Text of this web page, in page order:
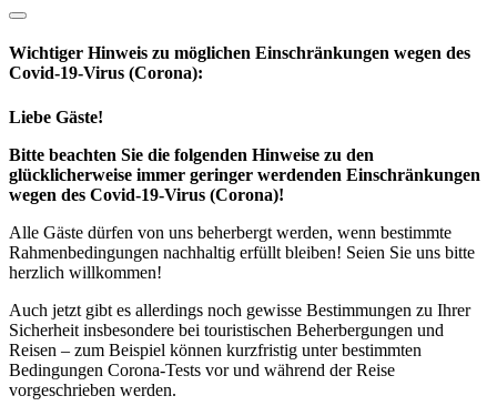
Wichtiger Hinweis zu möglichen Ein­schränk­ungen wegen des
Covid-19-Virus (Corona):
Liebe Gäste!
Bitte beachten Sie die folgenden Hinweise zu den
glücklicherweise immer geringer werdenden Einschränkungen
wegen des Covid-19-Virus (Corona)!
Alle Gäste dürfen von uns beherbergt werden, wenn bestimmte
Rahmenbedingungen nachhaltig erfüllt bleiben! Seien Sie uns bitte
herzlich willkommen!
Auch jetzt gibt es allerdings noch gewisse Bestimmungen zu Ihrer
Sicherheit insbesondere bei touristischen Beherbergungen und
Reisen – zum Beispiel können kurzfristig unter bestimmten
Bedingungen Corona-Tests vor und während der Reise
vorgeschrieben werden.